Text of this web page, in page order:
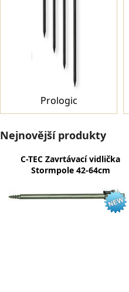
Prologic
Nejnovější produkty
C-TEC Zavrtávací vidlička
Stormpole 42-64cm